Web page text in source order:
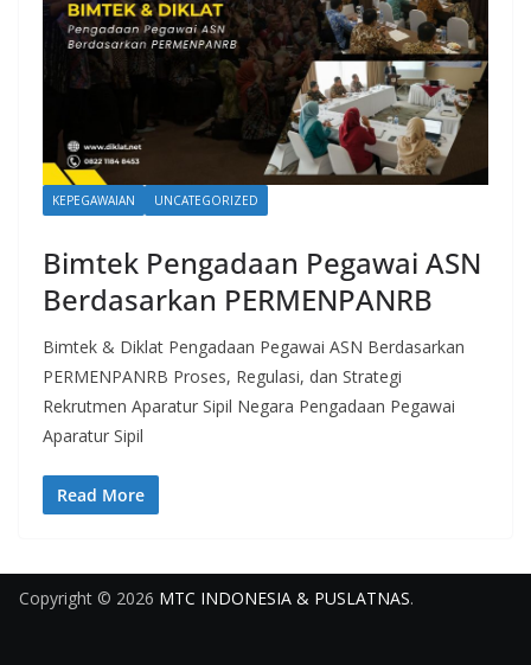
KEPEGAWAIAN UNCATEGORIZED
Bimtek Pengadaan Pegawai ASN
Berdasarkan PERMENPANRB
Bimtek & Diklat Pengadaan Pegawai ASN Berdasarkan
PERMENPANRB Proses, Regulasi, dan Strategi
Rekrutmen Aparatur Sipil Negara Pengadaan Pegawai
Aparatur Sipil
Read More
Copyright © 2026 MTC INDONESIA & PUSLATNAS.